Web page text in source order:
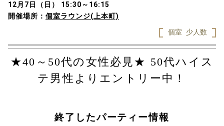
12月7日（日） 15:30～16:15
開催場所： 個室ラウンジ(上本町)
個室
少人数
★40～50代の女性必見★ 50代ハイス
テ男性よりエントリー中！
終了したパーティー情報